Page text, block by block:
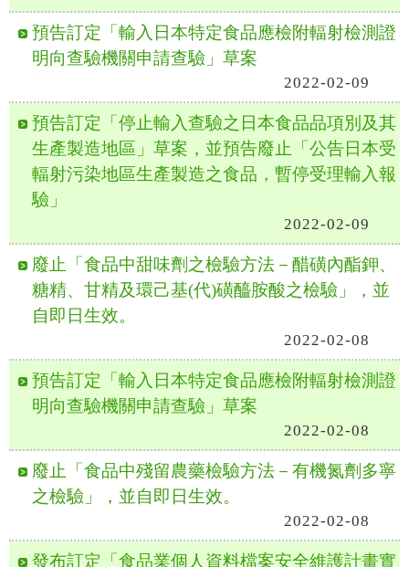
預告訂定「輸入日本特定食品應檢附輻射檢測證
明向查驗機關申請查驗」草案
2022-02-09
預告訂定「停止輸入查驗之日本食品品項別及其
生產製造地區」草案，並預告廢止「公告日本受
輻射污染地區生產製造之食品，暫停受理輸入報
驗」
2022-02-09
廢止「食品中甜味劑之檢驗方法－醋磺內酯鉀、
糖精、甘精及環己基(代)磺醯胺酸之檢驗」，並
自即日生效。
2022-02-08
預告訂定「輸入日本特定食品應檢附輻射檢測證
明向查驗機關申請查驗」草案
2022-02-08
廢止「食品中殘留農藥檢驗方法－有機氮劑多寧
之檢驗」，並自即日生效。
2022-02-08
發布訂定「食品業個人資料檔案安全維護計畫實